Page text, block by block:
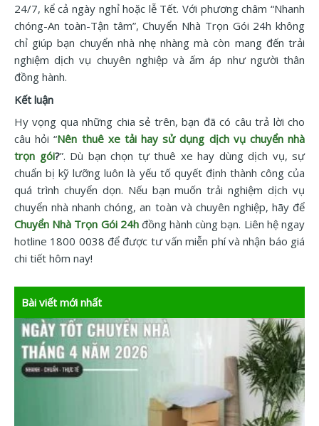
24/7, kể cả ngày nghỉ hoặc lễ Tết. Với phương châm “Nhanh
chóng-An toàn-Tận tâm”, Chuyển Nhà Trọn Gói 24h không
chỉ giúp bạn chuyển nhà nhẹ nhàng mà còn mang đến trải
nghiệm dịch vụ chuyên nghiệp và ấm áp như người thân
đồng hành.
Kết luận
Hy vọng qua những chia sẻ trên, bạn đã có câu trả lời cho
câu hỏi “Nên thuê xe tải hay sử dụng dịch vụ chuyển nhà
trọn gói?”. Dù bạn chọn tự thuê xe hay dùng dịch vụ, sự
chuẩn bị kỹ lưỡng luôn là yếu tố quyết định thành công của
quá trình chuyển dọn. Nếu bạn muốn trải nghiệm dịch vụ
chuyển nhà nhanh chóng, an toàn và chuyên nghiệp, hãy để
Chuyển Nhà Trọn Gói 24hđồng hành cùng bạn. Liên hệ ngay
hotline 1800 0038 để được tư vấn miễn phí và nhận báo giá
chi tiết hôm nay!
Bài viết mới nhất